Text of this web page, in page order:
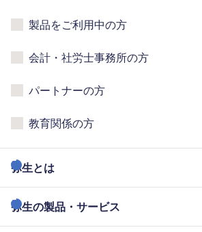
製品をご利用中の方
会計・社労士事務所の方
パートナーの方
教育関係の方
弥生とは
弥生の製品・サービス